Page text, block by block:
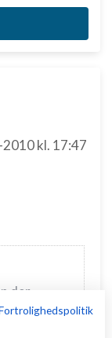
2010kl. 17:47
der